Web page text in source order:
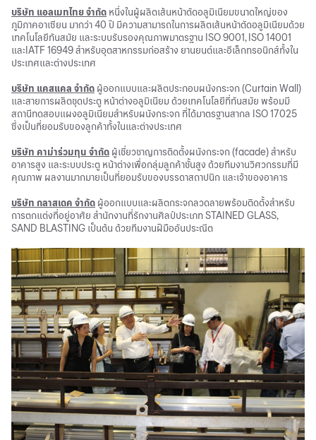
บริษัท แอลเมทไทย จำกัด หนึ่งในผู้ผลิตเส้นหน้าตัดอลูมิเนียมขนาดใหญ่ของ
ภูมิภาคอาเซียน มากว่า 40 ปี มีความสามารถในการผลิตเส้นหน้าตัดอลูมิเนียมด้วย
เทคโนโลยีทันสมัย และระบบรับรองคุณภาพมาตรฐาน ISO 9001, ISO 14001
และIATF 16949 สำหรับอุตสาหกรรมก่อสร้าง ยานยนต์และอีเล็กทรอนิกส์ทั้งใน
ประเทศและต่างประเทศ
บริษัท แคสแคล จำกัด ผู้ออกแบบและผลิตประกอบผนังกระจก (Curtain Wall)
และสายการผลิตชุดประตู หน้าต่างอลูมิเนียม ด้วยเทคโนโลยีที่ทันสมัย พร้อมมี
สถานีทดสอบแผงอลูมิเนียมสำหรับผนังกระจก ที่ได้มาตรฐานสากล ISO 17025
ซึ่งเป็นที่ยอมรับของลูกค้าทั้งในและต่างประเทศ
บริษัท คาม่าร่วมทุน จำกัด ผู้เชี่ยวชาญการติดตั้งผนังกระจก (facade) สำหรับ
อาคารสูง และระบบประตู หน้าต่างเพื่อกลุ่มลูกค้าชั้นสูง ด้วยทีมงานวิศวกรรมที่มี
คุณภาพ ผลงานมากมายเป็นที่ยอมรับของบรรดาสถาปนิก และเจ้าของอาคาร
บริษัท กลาสเดค จำกัด ผู้ออกแบบและผลิตกระจกลวดลายพร้อมติดตั้งสำหรับ
การตกแต่งที่อยู่อาศัย สำนักงานที่รักงานศิลป์ประเภท STAINED GLASS,
SAND BLASTING เป็นต้น ด้วยทีมงานฝีมืออันประณีต